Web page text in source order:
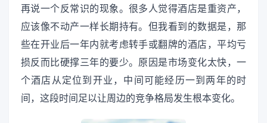
再说一个反常识的现象。很多人觉得酒店是重资产，
应该像不动产一样长期持有。但我看到的数据是，那
些在开业后一年内就考虑转手或翻牌的酒店，平均亏
损反而比硬撑三年的要少。原因是市场变化太快，一
个酒店从定位到开业，中间可能经历一到两年的时
间，这段时间足以让周边的竞争格局发生根本变化。